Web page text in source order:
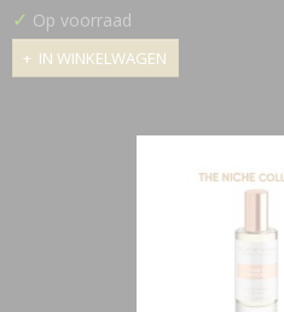
✓ Op voorraad
IN WINKELWAGEN